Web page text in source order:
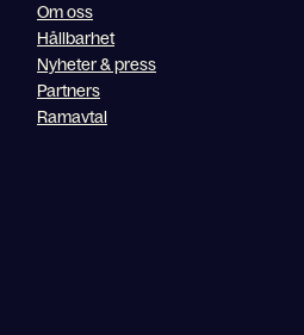
Om oss
Hållbarhet
Nyheter & press
Partners
Ramavtal